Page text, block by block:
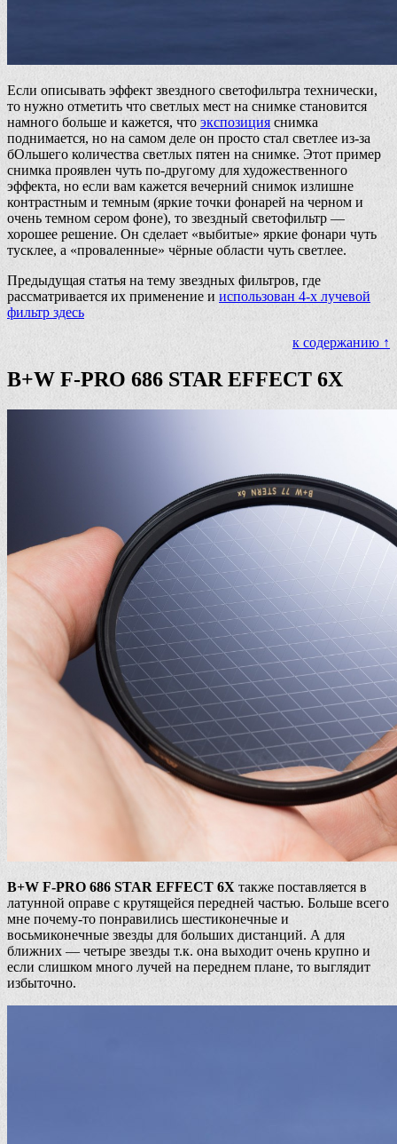
Если описывать эффект звездного светофильтра технически,
то нужно отметить что светлых мест на снимке становится
намного больше и кажется, что экспозиция снимка
поднимается, но на самом деле он просто стал светлее из-за
бОльшего количества светлых пятен на снимке. Этот пример
снимка проявлен чуть по-другому для художественного
эффекта, но если вам кажется вечерний снимок излишне
контрастным и темным (яркие точки фонарей на черном и
очень темном сером фоне), то звездный светофильтр —
хорошее решение. Он сделает «выбитые» яркие фонари чуть
тусклее, а «проваленные» чёрные области чуть светлее.
Предыдущая статья на тему звездных фильтров, где
рассматривается их применение и использован 4-х лучевой
фильтр здесь
к содержанию ↑
B+W F-PRO 686 STAR EFFECT 6X
B+W F-PRO 686 STAR EFFECT 6X также поставляется в
латунной оправе с крутящейся передней частью. Больше всего
мне почему-то понравились шестиконечные и
восьмиконечные звезды для больших дистанций. А для
ближних — четыре звезды т.к. она выходит очень крупно и
если слишком много лучей на переднем плане, то выглядит
избыточно.